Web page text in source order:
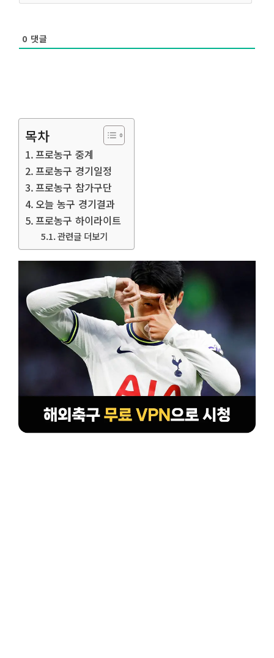
0 댓글
목차
프로농구 중계
프로농구 경기일정
프로농구 참가구단
오늘 농구 경기결과
프로농구 하이라이트
관련글 더보기